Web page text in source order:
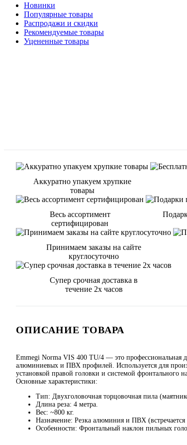
Новинки
Популярные товары
Распродажи и скидки
Рекомендуемые товары
Уцененные товары
Аккуратно упакуем хрупкие
товары
Весь ассортимент
сертифицирован
Принимаем заказы на сайте
круглосуточно
Супер срочная доставка в
течение 2х часов
ОПИСАНИЕ ТОВАРА
Emmegi Norma VIS 400 TU/4 — это профессиональная
алюминиевых и ПВХ профилей. Используется для
установкой правой головки и системой фронтального
Основные характеристики:
Тип: Двухголовочная торцовочная пила
Длина реза: 4 метра.
Вес: ~800 кг.
Назначение: Резка алюминия и ПВХ
Особенности: Фронтальный наклон пильных